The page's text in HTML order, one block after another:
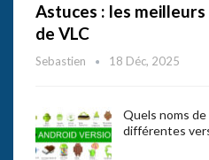
Astuces : les
de VLC
Sebastien 18 Déc, 2025
Quels noms
différentes